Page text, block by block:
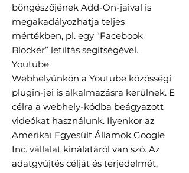
böngészőjének Add-On-jaival is
megakadályozhatja teljes
mértékben, pl. egy “Facebook
Blocker” letiltás segítségével.
Youtube
Webhelyünkön a Youtube közösségi
plugin-jei is alkalmazásra kerülnek. E
célra a webhely-kódba beágyazott
videókat használunk. Ilyenkor az
Amerikai Egyesült Államok Google
Inc. vállalat kínálatáról van szó. Az
adatgyűjtés célját és terjedelmét,